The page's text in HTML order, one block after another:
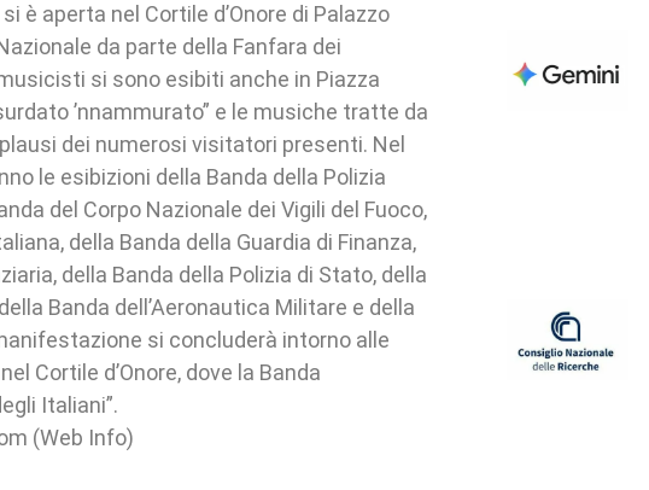
è aperta nel Cortile d’Onore di Palazzo
da parte della Fanfara dei
si sono esibiti anche in Piazza
’nnammurato” e le musiche tratte da
dei numerosi visitatori presenti. Nel
le esibizioni della Banda della Polizia
del Corpo Nazionale dei Vigili del Fuoco,
della Banda della Guardia di Finanza,
della Banda della Polizia di Stato, della
Banda dell’Aeronautica Militare e della
si concluderà intorno alle
Cortile d’Onore, dove la Banda
Italiani”.
(Web Info)